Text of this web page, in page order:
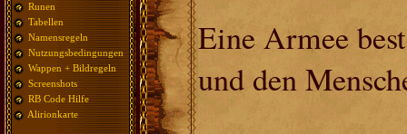
Runen
Tabellen
Namensregeln
Nutzungsbedingungen
Wappen + Bildregeln
Screenshots
RB Code Hilfe
Alirionkarte
Eine Armee
und den